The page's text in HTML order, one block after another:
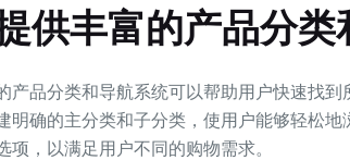
丰富的产品分类
品分类和导航系统可以帮助用户快速找到
明确的主分类和子分类，使用户能够轻松
项，以满足用户不同的购物需求。